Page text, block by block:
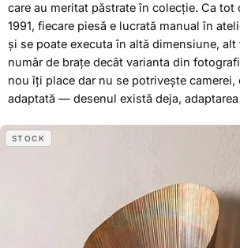
care au meritat păstrate în colecție. Ca tot
1991, fiecare piesă e lucrată manual în
și se poate executa în altă dimensiune,
număr de brațe decât varianta din
nou îți place dar nu se potrivește camerei,
adaptată — desenul există deja, adaptarea
STOCK